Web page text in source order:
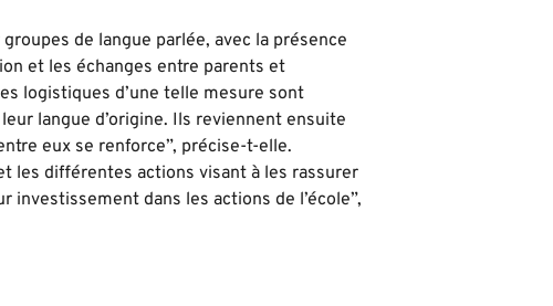
de langue parlée, avec la présence
et les échanges entre parents et
logistiques d’une telle mesure sont
langue d’origine. Ils reviennent ensuite
eux se renforce”, précise-t-elle.
les différentes actions visant à les rassurer
dans les actions de l’école”,